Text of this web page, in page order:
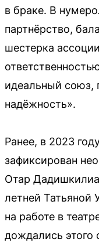
в браке. В
партнёрство,
шестерка
идеальный союз,
надёжность».
Ранее, в 2023
зафиксирован
Отар
летней Татьяной
на работе в
дождались этого